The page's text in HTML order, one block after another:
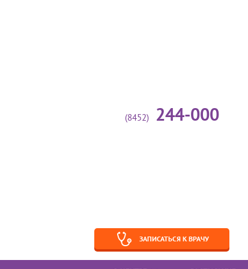
(8452) 244-000
ЗАПИСАТЬСЯ К ВРАЧУ
заключений
Галотерапия